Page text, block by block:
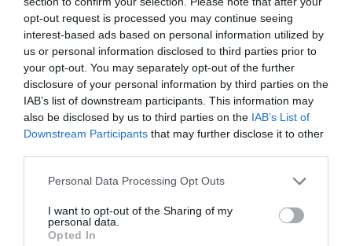
opt-out request is processed you may continue seeing
interest-based ads based on personal information utilized by
us or personal information disclosed to third parties prior to
your opt-out. You may separately opt-out of the further
disclosure of your personal information by third parties on the
IAB’s list of downstream participants. This information may
also be disclosed by us to third parties on the IAB’s List of
Downstream Participants that may further disclose it to other
Personal Data Processing Opt Outs
I want to opt-out of the Sharing of my
personal data.
Opted In
establir la seua residènciaen un entorn rural. L’accés
més assequible a l’habitatge en comparació amb les
grans ciutats és un dels factors que expliquen este
interés creixent pels pobles d’interior.
En este context, l’Ajuntament harehabilitat dos
afavorir l’arribada de nova població.
El president de la Mancomunitat de Municipis de la